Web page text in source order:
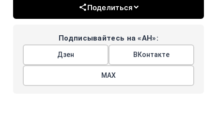
Поделиться
Подписывайтесь на «АН»:
Дзен ВКонтакте
МАХ